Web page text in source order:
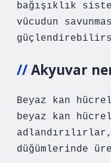
bağışıklık
vücudun
Akyuvar
Beyaz kan
beyaz kan
düğümlerinde